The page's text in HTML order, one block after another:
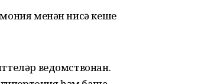
менән нисә кеше
ведомствонан.